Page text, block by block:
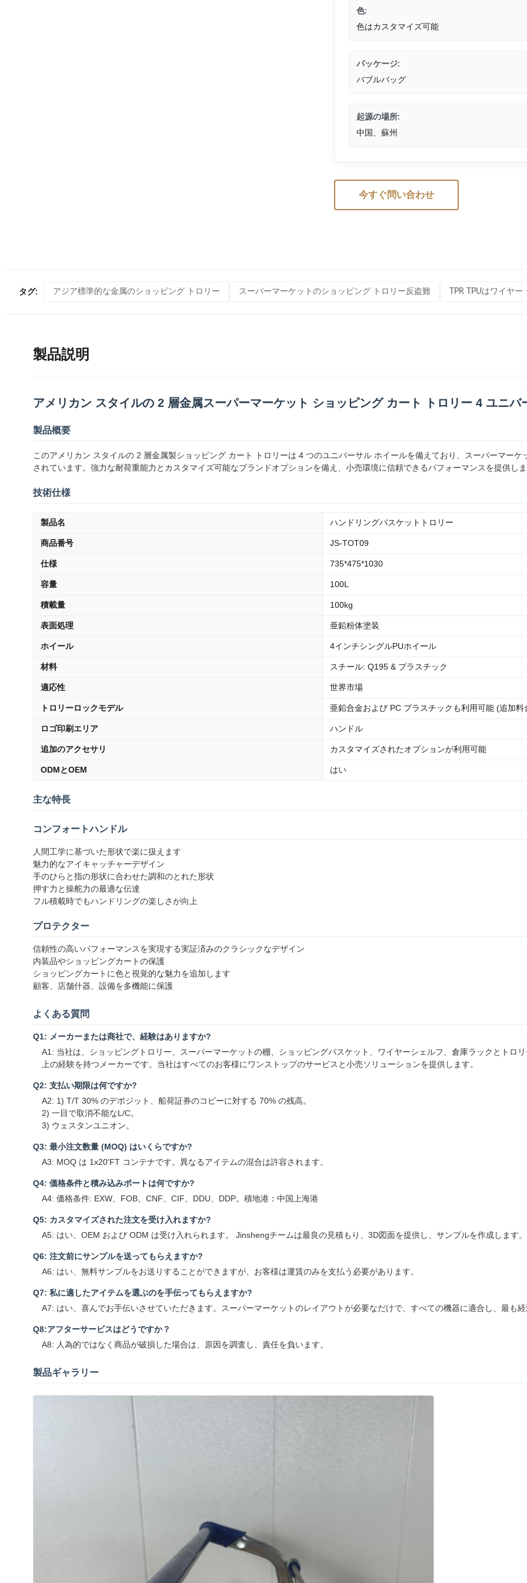
色:
色はカスタマイズ可能
パッケージ:
バブルバッグ
起源の場所:
中国、蘇州
今すぐ問い合わせ
タグ: アジア標準的な金属のショッピング トロリー スーパーマーケットのショッピング トロリー反盗難 TPR TPUはワイヤ
製品説明
アメリカン スタイルの 2 層金属スーパーマーケット ショッピング カート トロリー 4 ユニバ
製品概要
このアメリカン スタイルの 2 層金属製ショッピング カート トロリーは 4 つのユニバーサル ホイールを備えており、スーパーマー
されています。強力な耐荷重能力とカスタマイズ可能なブランドオプションを備え、小売環境に信頼できるパフォーマンスを提供しま
技術仕様
製品名 ハンドリングバスケットトロリー
商品番号 JS-TOT09
仕様 735*475*1030
容量 100L
積載量 100kg
表面処理 亜鉛粉体塗装
ホイール 4インチシングルPUホイール
材料 スチール: Q195 & プラスチック
適応性 世界市場
トロリーロックモデル 亜鉛合金および PC プラスチックも利用可能 (追加料
ロゴ印刷エリア ハンドル
追加のアクセサリ カスタマイズされたオプションが利用可能
ODMとOEM はい
主な特長
コンフォートハンドル
人間工学に基づいた形状で楽に扱えます
魅力的なアイキャッチャーデザイン
手のひらと指の形状に合わせた調和のとれた形状
押す力と操舵力の最適な伝達
フル積載時でもハンドリングの楽しさが向上
プロテクター
信頼性の高いパフォーマンスを実現する実証済みのクラシックなデザイン
内装品やショッピングカートの保護
ショッピングカートに色と視覚的な魅力を追加します
顧客、店舗什器、設備を多機能に保護
よくある質問
Q1: メーカーまたは商社で、経験はありますか?
A1: 当社は、ショッピングトロリー、スーパーマーケットの棚、ショッピングバスケット、ワイヤーシェルフ、倉庫ラックとトロ
上の経験を持つメーカーです。当社はすべてのお客様にワンストップのサービスと小売ソリューションを提供します。
Q2: 支払い期限は何ですか?
A2: 1) T/T 30% のデポジット、船荷証券のコピーに対する 70% の残高。
2) 一目で取消不能なL/C。
3) ウェスタンユニオン。
Q3: 最小注文数量 (MOQ) はいくらですか?
A3: MOQ は 1x20'FT コンテナです。異なるアイテムの混合は許容されます。
Q4: 価格条件と積み込みポートは何ですか?
A4: 価格条件: EXW、FOB、CNF、CIF、DDU、DDP。積地港：中国上海港
Q5: カスタマイズされた注文を受け入れますか?
A5: はい、OEM および ODM は受け入れられます。 Jinshengチームは最良の見積もり、3D図面を提供し、サンプルを作成します
Q6: 注文前にサンプルを送ってもらえますか?
A6: はい、無料サンプルをお送りすることができますが、お客様は運賃のみを支払う必要があります。
Q7: 私に適したアイテムを選ぶのを手伝ってもらえますか?
A7: はい、喜んでお手伝いさせていただきます。スーパーマーケットのレイアウトが必要なだけで、すべての機器に適合し、最も経
Q8:アフターサービスはどうですか？
A8: 人為的ではなく商品が破損した場合は、原因を調査し、責任を負います。
製品ギャラリー